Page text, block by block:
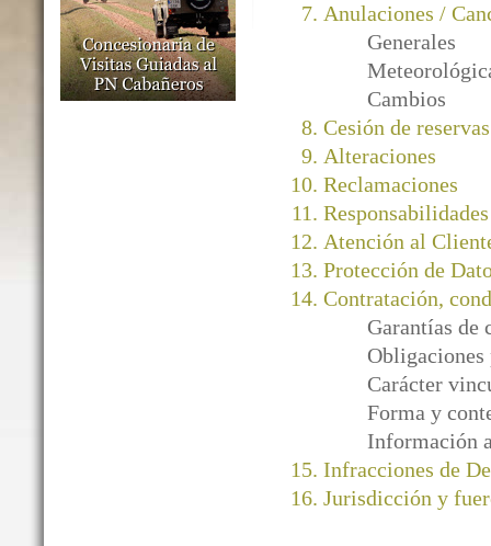
Anulaciones /
Generales
Cambios
Cesión de reservas
Alteraciones
Reclamaciones
Responsabilidades
Atención al
Protección de
Contratación,
Garantías de
Carácter
Forma y
Información
Infracciones de
Jurisdicción y